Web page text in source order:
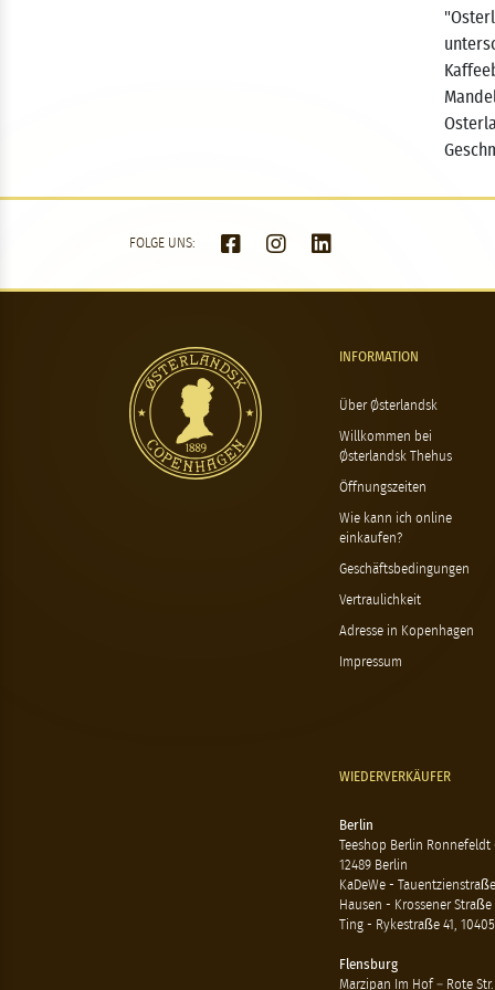
FOLGE UNS:
INFORMATION
Über Østerlandsk
Willkommen bei
Østerlandsk Thehus
Öffnungszeiten
Wie kann ich online
einkaufen?
Geschäftsbedingungen
Vertraulichkeit
Adresse in Kopenhagen
Impressum
WIEDERVERKÄUFER
Berlin
Teeshop Berlin Ronnefeldt
12489 Berlin
KaDeWe -
Hausen - Krossener
Ting - Rykestraße 41,
Flensburg
Marzipan Im Hof – Rote